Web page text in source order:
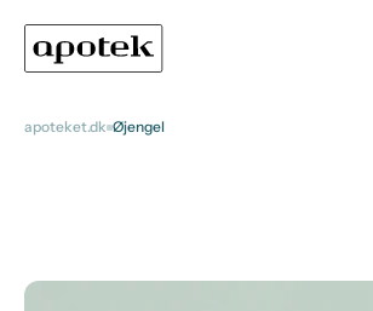
apoteket.dk Øjengel